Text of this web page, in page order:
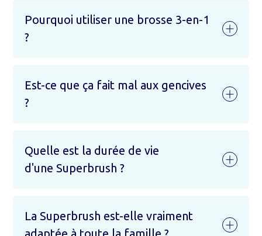
Pourquoi utiliser une brosse 3-en-1
?
Est-ce que ça fait mal aux gencives
?
Quelle est la durée de vie
d'une Superbrush ?
La Superbrush est-elle vraiment